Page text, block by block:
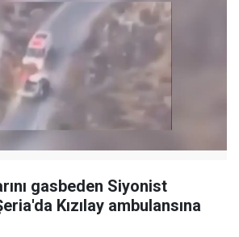
gasbeden Siyonist
Kızılay ambulansına